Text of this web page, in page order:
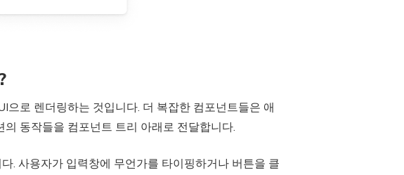
로 렌더링하는 것입니다. 더 복잡한 컴포넌트들은 애
동작들을 컴포넌트 트리 아래로 전달합니다.
. 사용자가 입력창에 무언가를 타이핑하거나 버튼을 클